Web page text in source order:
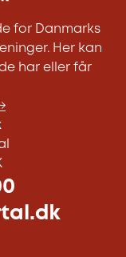
for Danmarks
Her kan
har eller får